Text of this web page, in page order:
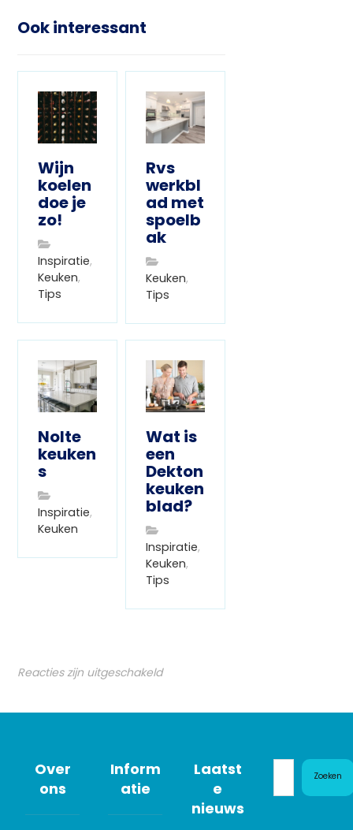
Ook interessant
Wijn
koelen
doe je
zo!
Inspiratie,
Keuken,
Tips
Rvs
werkbl
ad met
spoelb
ak
Keuken,
Tips
Nolte
keuken
s
Inspiratie,
Keuken
Wat is
een
Dekton
keuken
blad?
Inspiratie,
Keuken,
Tips
Reacties zijn uitgeschakeld
Over
ons
Inform
atie
Laatst
e
nieuws
Zoeken